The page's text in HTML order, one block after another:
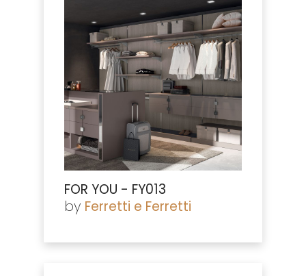
FOR YOU - FY013
by Ferretti e Ferretti